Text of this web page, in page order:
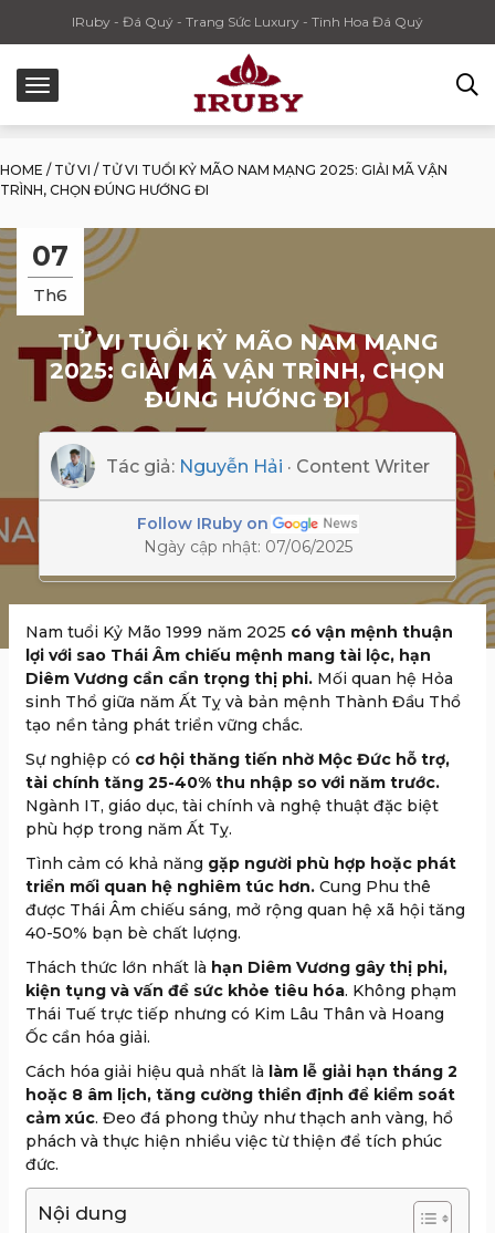
IRuby - Đá Quý - Trang Sức Luxury - Tinh Hoa Đá Quý
HOME / TỬ VI / TỬ VI TUỔI KỶ MÃO NAM MẠNG 2025: GIẢI MÃ VẬN
TRÌNH, CHỌN ĐÚNG HƯỚNG ĐI
07
Th6
TỬ VI TUỔI KỶ MÃO NAM MẠNG
2025: GIẢI MÃ VẬN TRÌNH, CHỌN
ĐÚNG HƯỚNG ĐI
Tác giả: Nguyễn Hải · Content Writer
Follow IRuby on
Ngày cập nhật: 07/06/2025
Nam tuổi Kỷ Mão 1999 năm 2025 có vận mệnh thuận
lợi với sao Thái Âm chiếu mệnh mang tài lộc, hạn
Diêm Vương cần cẩn trọng thị phi. Mối quan hệ Hỏa
sinh Thổ giữa năm Ất Tỵ và bản mệnh Thành Đầu Thổ
tạo nền tảng phát triển vững chắc.
Sự nghiệp có cơ hội thăng tiến nhờ Mộc Đức hỗ trợ,
tài chính tăng 25-40% thu nhập so với năm trước.
Ngành IT, giáo dục, tài chính và nghệ thuật đặc biệt
phù hợp trong năm Ất Tỵ.
Tình cảm có khả năng gặp người phù hợp hoặc phát
triển mối quan hệ nghiêm túc hơn. Cung Phu thê
được Thái Âm chiếu sáng, mở rộng quan hệ xã hội tăng
40-50% bạn bè chất lượng.
Thách thức lớn nhất là hạn Diêm Vương gây thị phi,
kiện tụng và vấn đề sức khỏe tiêu hóa. Không phạm
Thái Tuế trực tiếp nhưng có Kim Lâu Thân và Hoang
Ốc cần hóa giải.
Cách hóa giải hiệu quả nhất là làm lễ giải hạn tháng 2
hoặc 8 âm lịch, tăng cường thiền định để kiểm soát
cảm xúc. Đeo đá phong thủy như thạch anh vàng, hổ
phách và thực hiện nhiều việc từ thiện để tích phúc
đức.
Nội dung